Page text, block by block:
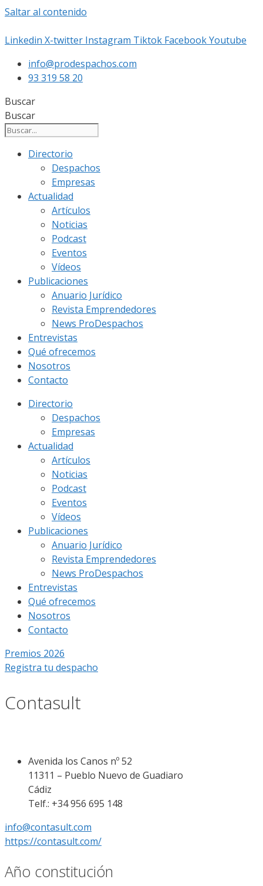
Saltar al contenido
Linkedin X-twitter Instagram Tiktok FacebookYoutube
info@prodespachos.com
93 319 58 20
Buscar
Buscar
Directorio
Despachos
Empresas
Actualidad
Artículos
Noticias
Podcast
Eventos
Vídeos
Publicaciones
Anuario Jurídico
Revista Emprendedores
News ProDespachos
Entrevistas
Qué ofrecemos
Nosotros
Contacto
Directorio
Despachos
Empresas
Actualidad
Artículos
Noticias
Podcast
Eventos
Vídeos
Publicaciones
Anuario Jurídico
Revista Emprendedores
News ProDespachos
Entrevistas
Qué ofrecemos
Nosotros
Contacto
Premios 2026
Registra tu despacho
Contasult
Avenida los Canos nº 52
11311 – Pueblo Nuevo de Guadiaro
Cádiz
Telf.: +34 956 695 148
info@contasult.com
https://contasult.com/
Año constitución